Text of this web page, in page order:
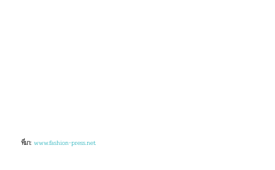
ที่มา:www.fashion-press.net